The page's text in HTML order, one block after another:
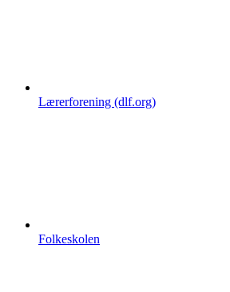
Lærerforening (dlf.org)
Folkeskolen